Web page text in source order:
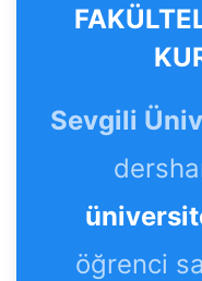
Sevgili
öğrenci